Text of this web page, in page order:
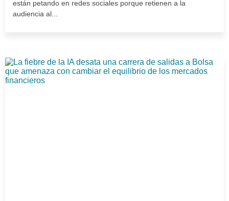
están petando en redes sociales porque retienen a la
audiencia al...